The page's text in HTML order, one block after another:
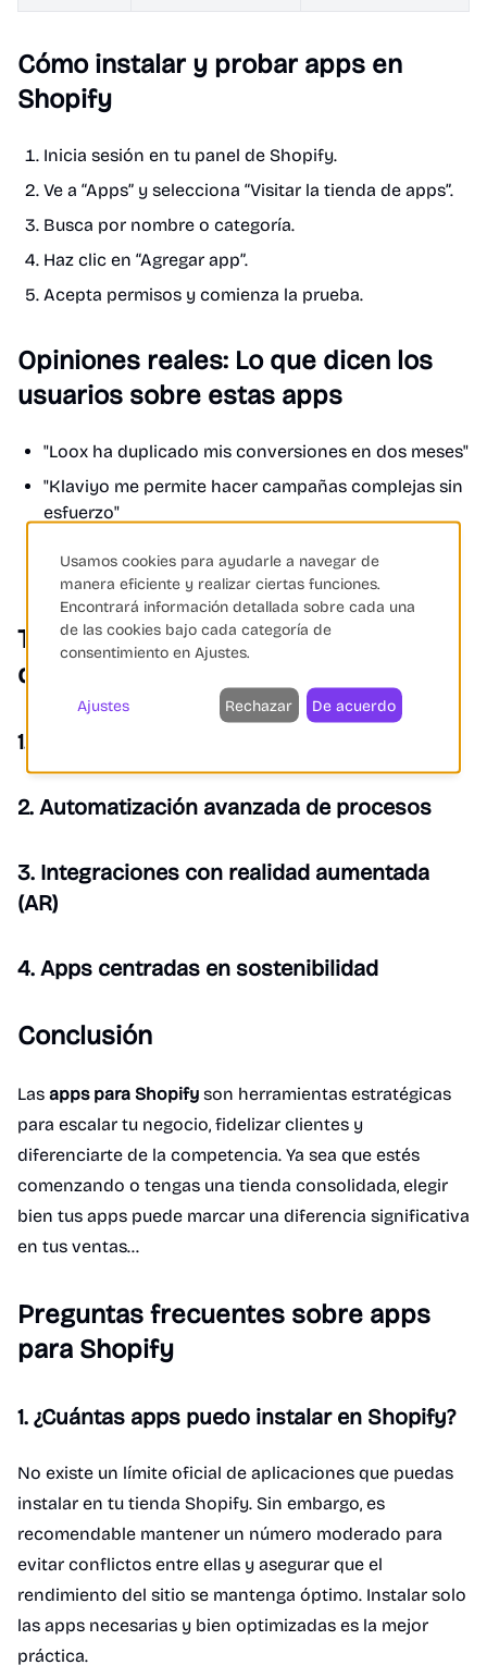
Cómo instalar y probar apps en
Shopify
Inicia sesión en tu panel de Shopify.
Ve a “Apps” y selecciona “Visitar la tienda de apps”.
Busca por nombre o categoría.
Haz clic en “Agregar app”.
Acepta permisos y comienza la prueba.
Opiniones reales: Lo que dicen los
usuarios sobre estas apps
"Loox ha duplicado mis conversiones en dos meses"
"Klaviyo me permite hacer campañas complejas sin
esfuerzo"
cliente"
Tendencias 2025: ¿Qué nuevas apps
dominarán Shopify?
1. Inteligencia artificial (IA) predictiva
2. Automatización avanzada de procesos
3. Integraciones con realidad aumentada
(AR)
4. Apps centradas en sostenibilidad
Conclusión
Las apps para Shopify son herramientas estratégicas
para escalar tu negocio, fidelizar clientes y
diferenciarte de la competencia. Ya sea que estés
comenzando o tengas una tienda consolidada, elegir
bien tus apps puede marcar una diferencia significativa
en tus ventas...
Preguntas frecuentes sobre apps
para Shopify
1. ¿Cuántas apps puedo instalar en Shopify?
No existe un límite oficial de aplicaciones que puedas
instalar en tu tienda Shopify. Sin embargo, es
recomendable mantener un número moderado para
evitar conflictos entre ellas y asegurar que el
rendimiento del sitio se mantenga óptimo. Instalar solo
las apps necesarias y bien optimizadas es la mejor
práctica.
Usamos cookies para ayudarle a navegar de
manera eficiente y realizar ciertas funciones.
Encontrará información detallada sobre cada una
de las cookies bajo cada categoría de
consentimiento en Ajustes.
Ajustes Rechazar De acuerdo